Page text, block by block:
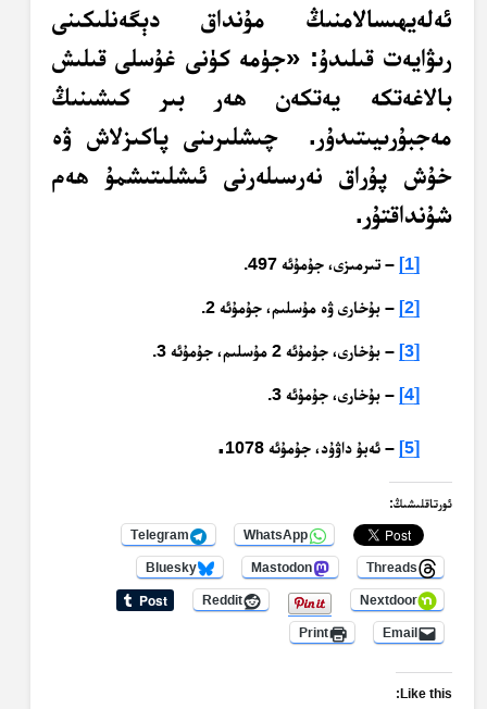
ئەلەيھىسالامنىڭ مۇنداق دېگەنلىكىنى
رىۋايەت قىلىدۇ: «جۈمە كۈنى غۇسلى قىلىش
بالاغەتكە يەتكەن ھەر بىر كىشىنىڭ
مەجبۇرىيىتىدۇر. چىشلىرىنى پاكىزلاش ۋە
خۇش پۇراق نەرسىلەرنى ئىشلىتىشمۇ ھەم
شۇنداقتۇر.
[1] – تىرمىزى، جۇمۇئە 497.
[2] – بۇخارى ۋە مۇسلىم، جۇمۇئە 2.
[3] – بۇخارى، جۇمۇئە 2 مۇسلىم، جۇمۇئە 3.
[4] – بۇخارى، جۇمۇئە 3.
[5] – ئەبۇ داۋۇد، جۇمۇئە 1078 .
ئورتاقلىشىڭ:
WhatsApp
Telegram
Threads
Mastodon
Bluesky
Nextdoor
Reddit
Email
Print
Like this: